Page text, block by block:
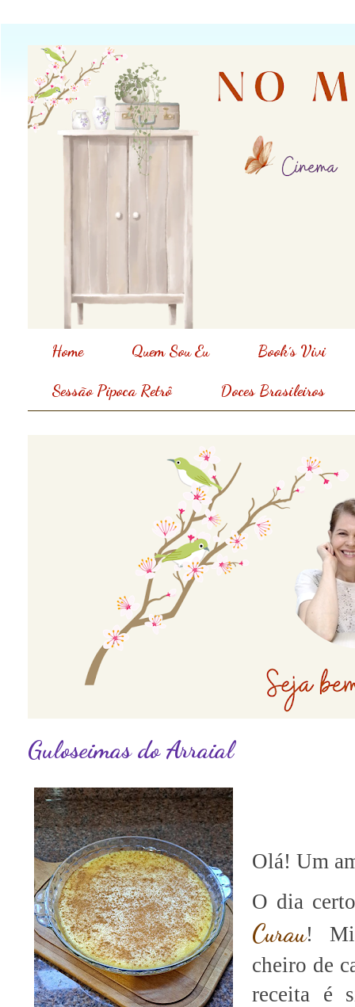
Home Quem Sou Eu Book´s Vivi
Sessão Pipoca Retrô Doces Brasileiros
Guloseimas do Arraial
Olá! Um
O dia
Curau!
cheiro de
receita é